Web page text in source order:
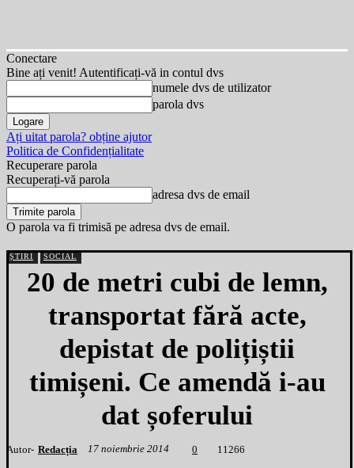
Conectare
Bine ați venit! Autentificați-vă in contul dvs
numele dvs de utilizator
parola dvs
Ați uitat parola? obține ajutor
Politica de Confidențialitate
Recuperare parola
Recuperați-vă parola
adresa dvs de email
O parola va fi trimisă pe adresa dvs de email.
ȘTIRI SOCIAL
20 de metri cubi de lemn,
transportat fără acte,
depistat de polițiștii
timișeni. Ce amendă i-au
dat șoferului
Autor- Redacția 17 noiembrie 2014 0 1 1266